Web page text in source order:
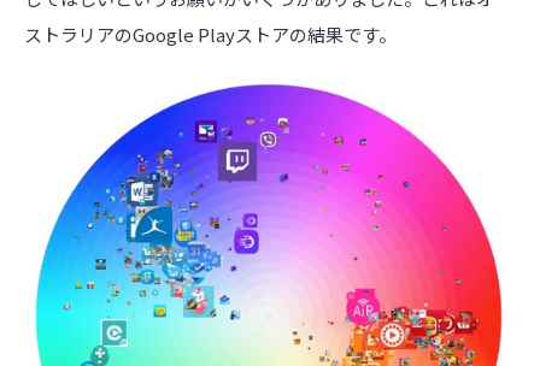
ストラリアのGoogle Playストアの結果です。